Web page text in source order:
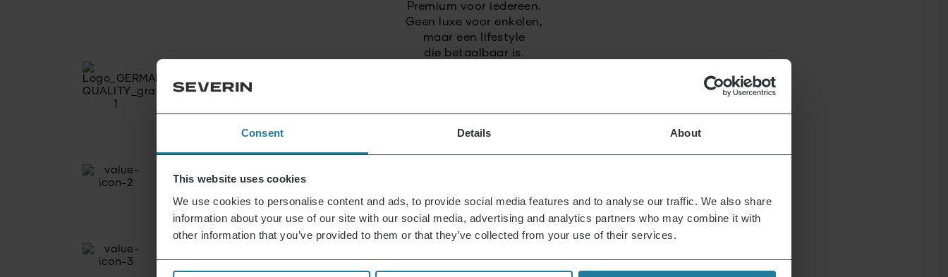
Consent Details About
This website uses cookies
We use cookies to personalise content and ads, to provide social media features and to analyse our traffic. We also share
information about your use of our site with our social media, advertising and analytics partners who may combine it with
other information that you’ve provided to them or that they’ve collected from your use of their services.
Premium voor iedereen.
Geen luxe voor enkelen,
maar een lifestyle
die betaalbaar is.
kwaliteitsnormen.
Wij zetten in op
hoge kwaliteit
en duurzame producten.